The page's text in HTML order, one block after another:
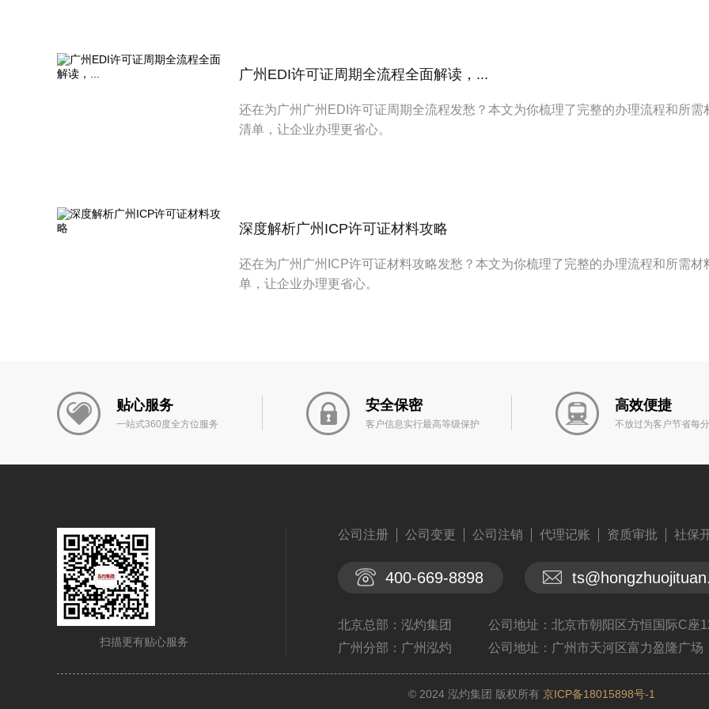
广州EDI许可证周期全流程全面解读，...
还在为广州广州EDI许可证周期全流程发愁？本文为你梳理了完整的办理流程和所需
清单，让企业办理更省心。
深度解析广州ICP许可证材料攻略
还在为广州广州ICP许可证材料攻略发愁？本文为你梳理了完整的办理流程和所需材
单，让企业办理更省心。
贴心服务
一站式360度全方位服务
安全保密
客户信息实行最高等级保护
高效便捷
不放过为客户节省每
扫描更有贴心服务
公司注册 公司变更 公司注销 代理记账 资质审批 社保
400-669-8898
北京总部：泓灼集团
公司地址：北京市朝阳区方恒国际C座
广州分部：广州泓灼
公司地址：广州市天河区富力盈隆广场
© 2024 泓灼集团 版权所有 京ICP备18015898号-1